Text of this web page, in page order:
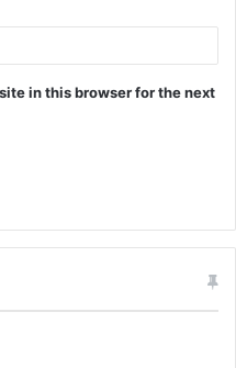
in this browser for the next